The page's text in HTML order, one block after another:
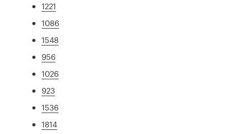
1221
1086
1548
956
1026
923
1536
1814